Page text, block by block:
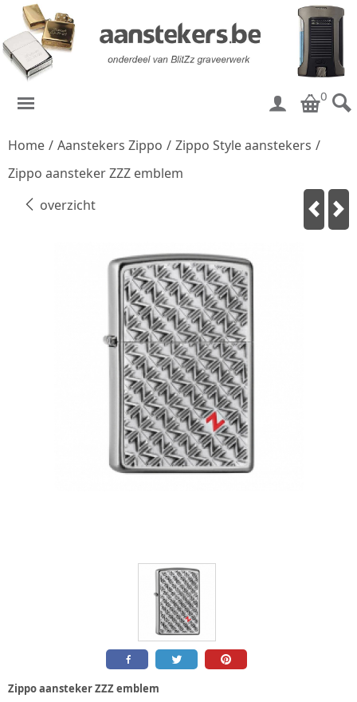
0
Home / Aanstekers Zippo / Zippo Style aanstekers /
Zippo aansteker ZZZ emblem
overzicht
Zippo aansteker ZZZ emblem